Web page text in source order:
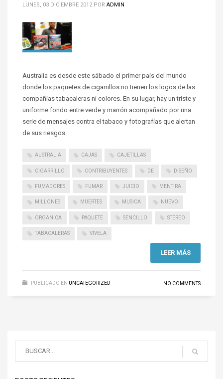
LUNES, 03 DICIEMBRE 2012 POR ADMIN
Australia es desde este sábado el primer país del mundo
donde los paquetes de cigarrillos no tienen los logos de las
compañías tabacaleras ni colores. En su lugar, hay un triste y
uniforme fondo entre verde y marrón acompañado por una
serie de mensajes contra el tabaco y fotografías que alertan
de sus riesgos.
AUSTRALIA CAJAS CAJETILLAS
CIGARRILLO CONTRIBUYENTES DE DISEÑO
FUMADORES FUMAR JUICIO MENTIRA
MILLONES MUERTES MUSICA NUEVO
ORGANICA PAQUETE SENCILLO STEREO
TABACALERAS VIVELA
LEER MÁS
PUBLICADO EN UNCATEGORIZED NO COMMENTS